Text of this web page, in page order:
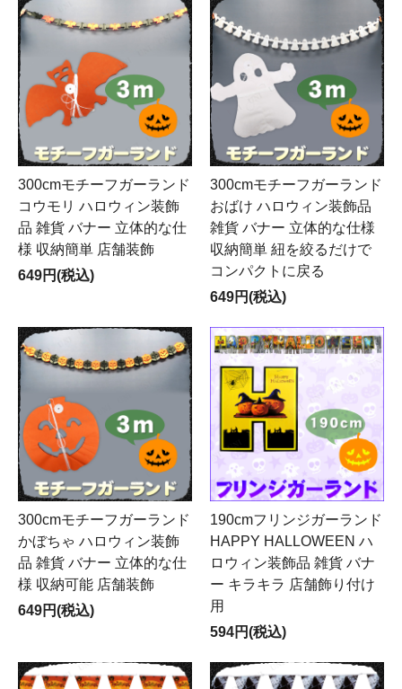
300cmモチーフガーランド
コウモリ ハロウィン装飾
品 雑貨 バナー 立体的な仕
様 収納簡単 店舗装飾
649円(税込)
300cmモチーフガーランド
おばけ ハロウィン装飾品
雑貨 バナー 立体的な仕様
収納簡単 紐を絞るだけで
コンパクトに戻る
649円(税込)
300cmモチーフガーランド
かぼちゃ ハロウィン装飾
品 雑貨 バナー 立体的な仕
様 収納可能 店舗装飾
649円(税込)
190cmフリンジガーランド
HAPPY HALLOWEEN ハ
ロウィン装飾品 雑貨 バナ
ー キラキラ 店舗飾り付け
用
594円(税込)